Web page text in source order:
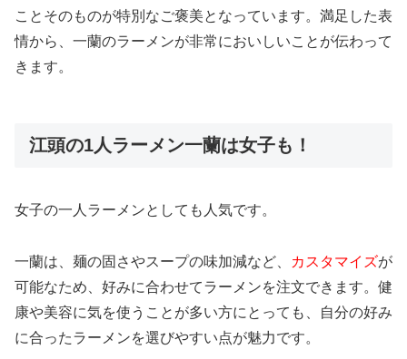
ことそのものが特別なご褒美となっています。満足した表
情から、一蘭のラーメンが非常においしいことが伝わって
きます。
江頭の1人ラーメン一蘭は女子も！
女子の一人ラーメンとしても人気です。
一蘭は、麺の固さやスープの味加減など、 カスタマイズが
可能なため、好みに合わせてラーメンを注文できます。健
康や美容に気を使うことが多い方にとっても、自分の好み
に合ったラーメンを選びやすい点が魅力です。